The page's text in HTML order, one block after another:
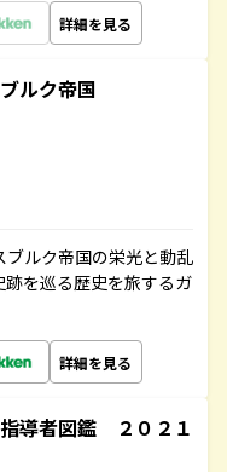
詳細を見る
ルク帝国
ブルク帝国の栄光と動乱
を巡る歴史を旅するガ
詳細を見る
導者図鑑 ２０２１